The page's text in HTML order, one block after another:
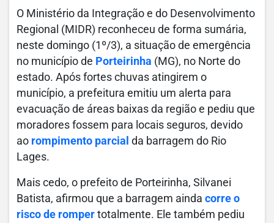
O Ministério da Integração e do Desenvolvimento
Regional (MIDR) reconheceu de forma sumária,
neste domingo (1º/3), a situação de emergência
no município de Porteirinha (MG), no Norte do
estado. Após fortes chuvas atingirem o
município, a prefeitura emitiu um alerta para
evacuação de áreas baixas da região e pediu que
moradores fossem para locais seguros, devido
ao rompimento parcial da barragem do Rio
Lages.
Mais cedo, o prefeito de Porteirinha, Silvanei
Batista, afirmou que a barragem ainda corre o
risco de romper totalmente. Ele também pediu